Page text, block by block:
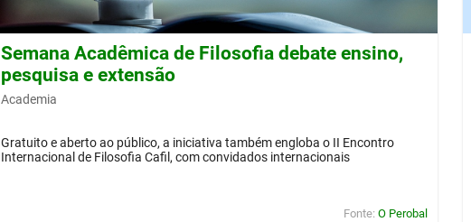
Semana Acadêmica de Filosofia debate ensino,
pesquisa e extensão
Academia
Gratuito e aberto ao público, a iniciativa também engloba o II Encontro
Internacional de Filosofia Cafil, com convidados internacionais
Fonte: O Perobal